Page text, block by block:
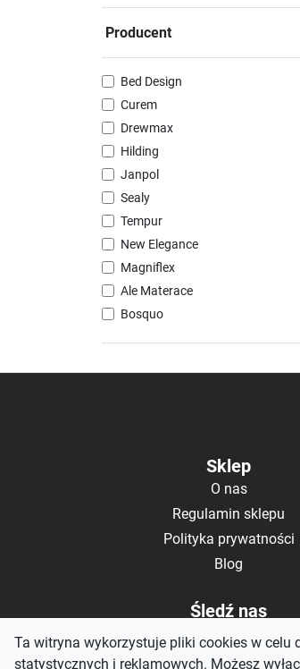
Producent
Bed Design
Curem
Drewmax
Hilding
Janpol
Sealy
Tempur
New Elegance
Magniflex
Ale Materace
Bosquo
Ta witryna wykorzystuje pliki cookies w
statystycznych i reklamowych. Możesz
Sklep
O nas
Regulamin sklepu
Polityka prywatności
Blog
Śledź nas